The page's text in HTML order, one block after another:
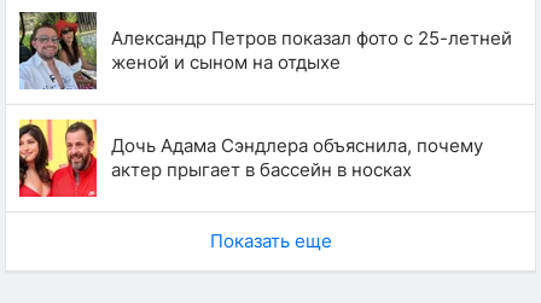
Александр Петров показал фото с 25-летней
женой и сыном на отдыхе
Дочь Адама Сэндлера объяснила, почему
актер прыгает в бассейн в носках
Показать еще